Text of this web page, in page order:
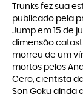
Trunks fez sua
publicado pela
Jump em 15 de
dimensão
morreu de um
mortos pelos
Gero, cientista
Son Goku ainda